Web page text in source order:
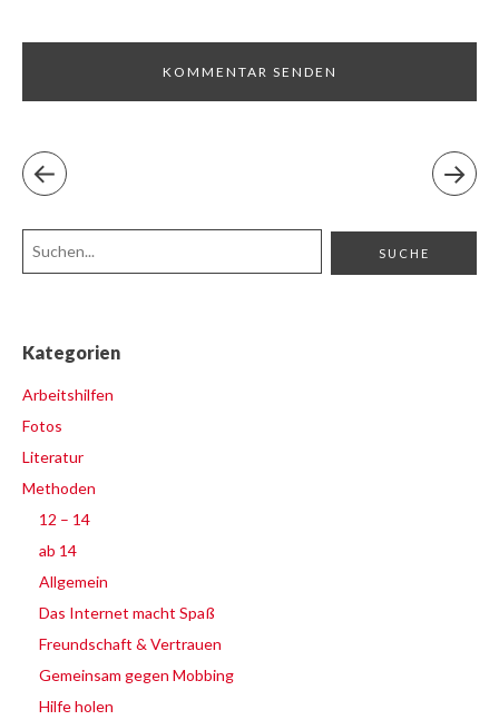
Kategorien
Arbeitshilfen
Fotos
Literatur
Methoden
12 – 14
ab 14
Allgemein
Das Internet macht Spaß
Freundschaft & Vertrauen
Gemeinsam gegen Mobbing
Hilfe holen